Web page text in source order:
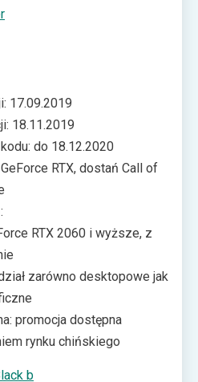
17.09.2019
18.11.2019
do 18.12.2020
RTX, dostań Call of
RTX 2060 i wyższe, z
zarówno desktopowe jak
promocja dostępna
rynku chińskiego